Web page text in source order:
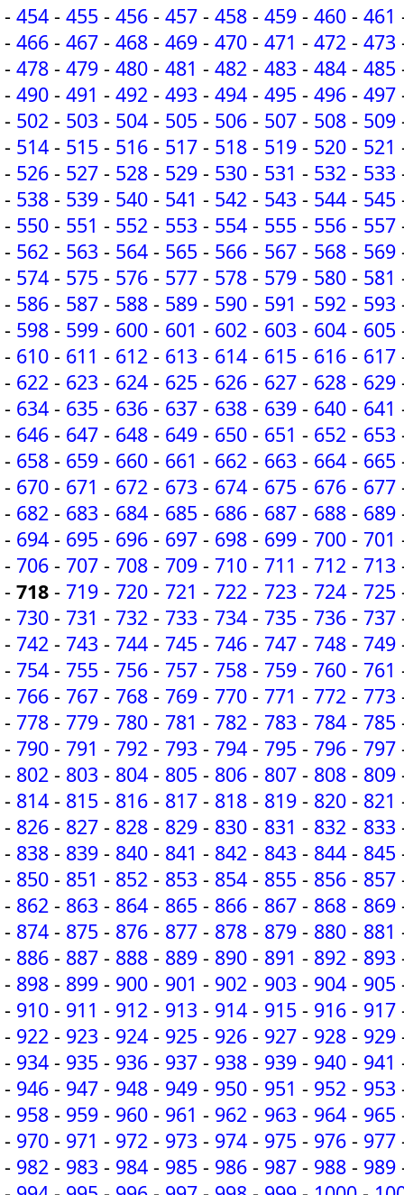
- 454 - 455 - 456 - 457 - 458 - 459 - 460 - 461
- 466 - 467 - 468 - 469 - 470 - 471 - 472 - 473
- 478 - 479 - 480 - 481 - 482 - 483 - 484 - 485
- 490 - 491 - 492 - 493 - 494 - 495 - 496 - 497
- 502 - 503 - 504 - 505 - 506 - 507 - 508 - 509
- 514 - 515 - 516 - 517 - 518 - 519 - 520 - 521
- 526 - 527 - 528 - 529 - 530 - 531 - 532 - 533
- 538 - 539 - 540 - 541 - 542 - 543 - 544 - 545
- 550 - 551 - 552 - 553 - 554 - 555 - 556 - 557
- 562 - 563 - 564 - 565 - 566 - 567 - 568 - 569
- 574 - 575 - 576 - 577 - 578 - 579 - 580 - 581
- 586 - 587 - 588 - 589 - 590 - 591 - 592 - 593
- 598 - 599 - 600 - 601 - 602 - 603 - 604 - 605
- 610 - 611 - 612 - 613 - 614 - 615 - 616 - 617
- 622 - 623 - 624 - 625 - 626 - 627 - 628 - 629
- 634 - 635 - 636 - 637 - 638 - 639 - 640 - 641
- 646 - 647 - 648 - 649 - 650 - 651 - 652 - 653
- 658 - 659 - 660 - 661 - 662 - 663 - 664 - 665
- 670 - 671 - 672 - 673 - 674 - 675 - 676 - 677
- 682 - 683 - 684 - 685 - 686 - 687 - 688 - 689
- 694 - 695 - 696 - 697 - 698 - 699 - 700 - 701
- 706 - 707 - 708 - 709 - 710 - 711 - 712 - 713
- 718 - 719 - 720 - 721 - 722 - 723 - 724 - 725
- 730 - 731 - 732 - 733 - 734 - 735 - 736 - 737
- 742 - 743 - 744 - 745 - 746 - 747 - 748 - 749
- 754 - 755 - 756 - 757 - 758 - 759 - 760 - 761
- 766 - 767 - 768 - 769 - 770 - 771 - 772 - 773
- 778 - 779 - 780 - 781 - 782 - 783 - 784 - 785
- 790 - 791 - 792 - 793 - 794 - 795 - 796 - 797
- 802 - 803 - 804 - 805 - 806 - 807 - 808 - 809
- 814 - 815 - 816 - 817 - 818 - 819 - 820 - 821
- 826 - 827 - 828 - 829 - 830 - 831 - 832 - 833
- 838 - 839 - 840 - 841 - 842 - 843 - 844 - 845
- 850 - 851 - 852 - 853 - 854 - 855 - 856 - 857
- 862 - 863 - 864 - 865 - 866 - 867 - 868 - 869
- 874 - 875 - 876 - 877 - 878 - 879 - 880 - 881
- 886 - 887 - 888 - 889 - 890 - 891 - 892 - 893
- 898 - 899 - 900 - 901 - 902 - 903 - 904 - 905
- 910 - 911 - 912 - 913 - 914 - 915 - 916 - 917
- 922 - 923 - 924 - 925 - 926 - 927 - 928 - 929
- 934 - 935 - 936 - 937 - 938 - 939 - 940 - 941
- 946 - 947 - 948 - 949 - 950 - 951 - 952 - 953
- 958 - 959 - 960 - 961 - 962 - 963 - 964 - 965
- 970 - 971 - 972 - 973 - 974 - 975 - 976 - 977
- 982 - 983 - 984 - 985 - 986 - 987 - 988 - 989